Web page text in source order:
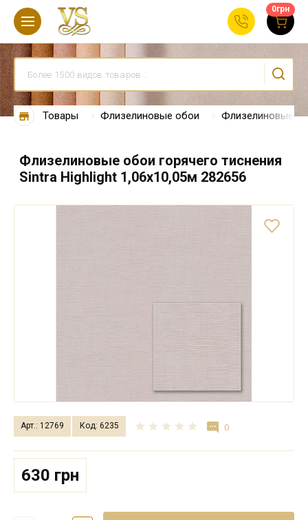
0грн
Товары Флизелиновые обои Флизелиновые
Флизелиновые обои горячего тиснения
Sintra Highlight 1,06x10,05м 282656
Арт.: 12769 Код: 6235 0
630 грн